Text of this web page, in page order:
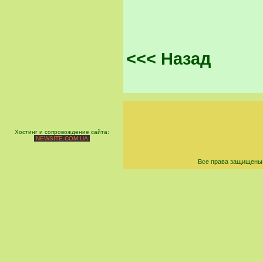
<<< Назад
Хостинг и сопровождение сайта:
NEWSITE.COM.UA
Все права